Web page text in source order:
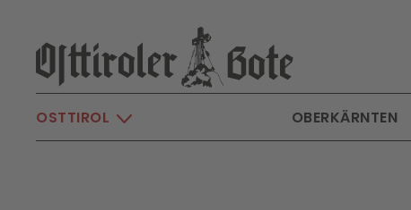
Skip to main content
OSTTIROL OBERKÄRNTEN